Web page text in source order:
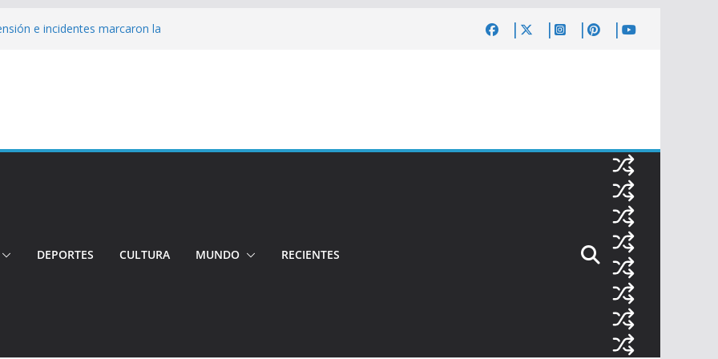
e incidentes marcaron la
por aplicación logró escapar de
Policía recuperó vehículos y
DEPORTES CULTURA MUNDO RECIENTES